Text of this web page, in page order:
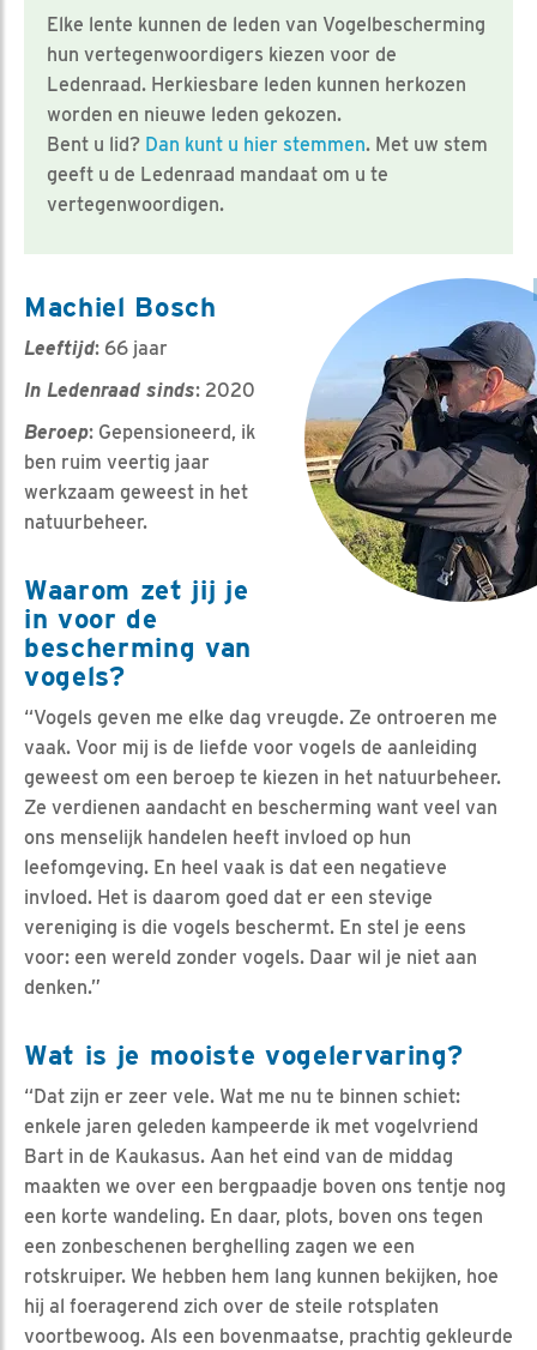
Elke lente kunnen de leden van Vogelbescherming
hun vertegenwoordigers kiezen voor de
Ledenraad. Herkiesbare leden kunnen herkozen
worden en nieuwe leden gekozen.
Bent u lid? Dan kunt u hier stemmen. Met uw stem
geeft u de Ledenraad mandaat om u te
vertegenwoordigen.
Machiel Bosch
Leeftijd: 66 jaar
In Ledenraad sinds: 2020
Beroep: Gepensioneerd, ik
ben ruim veertig jaar
werkzaam geweest in het
natuurbeheer.
Waarom zet jij je
in voor de
bescherming van
vogels?
“Vogels geven me elke dag vreugde. Ze ontroeren me
vaak. Voor mij is de liefde voor vogels de aanleiding
geweest om een beroep te kiezen in het natuurbeheer.
Ze verdienen aandacht en bescherming want veel van
ons menselijk handelen heeft invloed op hun
leefomgeving. En heel vaak is dat een negatieve
invloed. Het is daarom goed dat er een stevige
vereniging is die vogels beschermt. En stel je eens
voor: een wereld zonder vogels. Daar wil je niet aan
denken.”
Wat is je mooiste vogelervaring?
“Dat zijn er zeer vele. Wat me nu te binnen schiet:
enkele jaren geleden kampeerde ik met vogelvriend
Bart in de Kaukasus. Aan het eind van de middag
maakten we over een bergpaadje boven ons tentje nog
een korte wandeling. En daar, plots, boven ons tegen
een zonbeschenen berghelling zagen we een
rotskruiper. We hebben hem lang kunnen bekijken, hoe
hij al foeragerend zich over de steile rotsplaten
voortbewoog. Als een bovenmaatse, prachtig gekleurde